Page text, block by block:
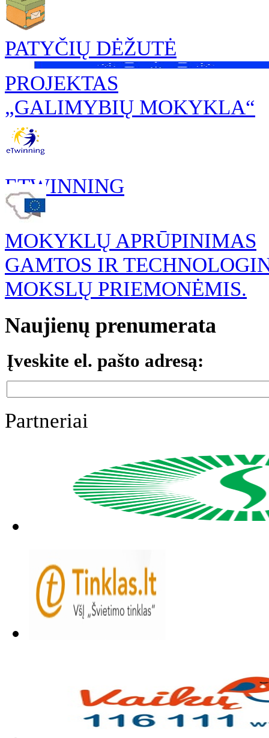
PATYČIŲ DĖŽUTĖ
PROJEKTAS
„GALIMYBIŲ MOKYKLA“
ETWINNING
MOKYKLŲ APRŪPINIMAS
GAMTOS IR
MOKSLŲ PRIEMONĖMIS.
Naujienų prenumerata
Įveskite el. pašto adresą:
Partneriai